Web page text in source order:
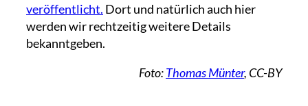
veröffentlicht. Dort und natürlich auch hier
werden wir rechtzeitig weitere Details
bekanntgeben.
Foto:Thomas Münter, CC-BY